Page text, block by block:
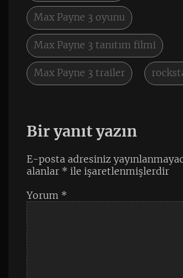
Max Payne 3 oyunu
Max Payne 3 tanıtım filmi
Max Payne 3 trailer
Bir yanıt yazın
E-posta adresiniz
alanlar * ile işaretlenmişlerdir
Yorum *